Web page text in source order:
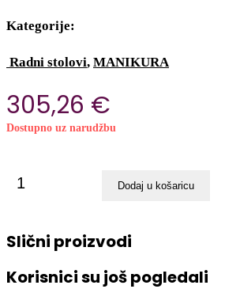
Kategorije:
Radni stolovi, MANIKURA
305,26 €
Dostupno uz narudžbu
Stol
"DP-
bez
Dodaj u košaricu
Slični proizvodi
Korisnici su još pogledali